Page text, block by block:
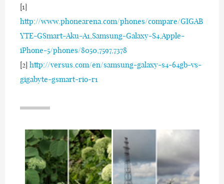
[1]
http://www.phonearena.com/phones/compare/GIGAB
YTE-GSmart-Aku-A1,Samsung-Galaxy-S4,Apple-
iPhone-5/phones/8050,7597,7378
[2] http://versus.com/en/samsung-galaxy-s4-64gb-vs-
gigabyte-gsmart-rio-r1